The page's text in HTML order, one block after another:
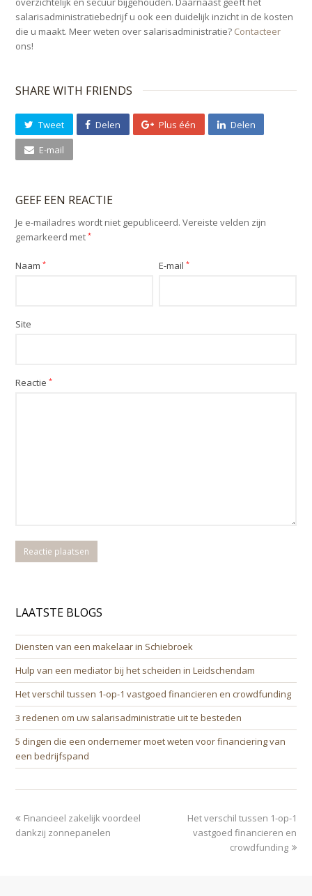
salarisadministratiebedrijf u ook een duidelijk inzicht in de kosten
die u maakt. Meer weten over salarisadministratie? Contacteer
ons!
SHARE WITH FRIENDS
Tweet Delen Plus één Delen
E-mail
GEEF EEN REACTIE
Je e-mailadres wordt niet gepubliceerd. Vereiste velden zijn
gemarkeerd met*
Naam* E-mail*
Site
Reactie*
LAATSTE BLOGS
Diensten van een makelaar in Schiebroek
Hulp van een mediator bij het scheiden in Leidschendam
Het verschil tussen 1-op-1 vastgoed financieren en crowdfunding
3 redenen om uw salarisadministratie uit te besteden
5 dingen die een ondernemer moet weten voor financiering van
een bedrijfspand
previous
post:
Financieel zakelijk voordeel
dankzij zonnepanelen
next
post:
Het verschil tussen 1-op-1
vastgoed financieren en
crowdfunding